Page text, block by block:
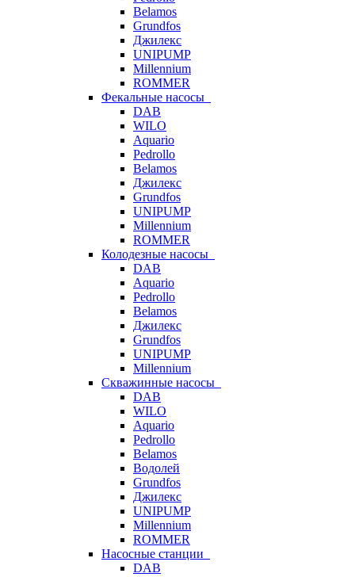
Belamos
Grundfos
Джилекс
UNIPUMP
Millennium
ROMMER
Фекальные насосы
DAB
WILO
Aquario
Pedrollo
Belamos
Джилекс
Grundfos
UNIPUMP
Millennium
ROMMER
Колодезные насосы
DAB
Aquario
Pedrollo
Belamos
Джилекс
Grundfos
UNIPUMP
Millennium
Скважинные насосы
DAB
WILO
Aquario
Pedrollo
Belamos
Водолей
Grundfos
Джилекс
UNIPUMP
Millennium
ROMMER
Насосные станции
DAB